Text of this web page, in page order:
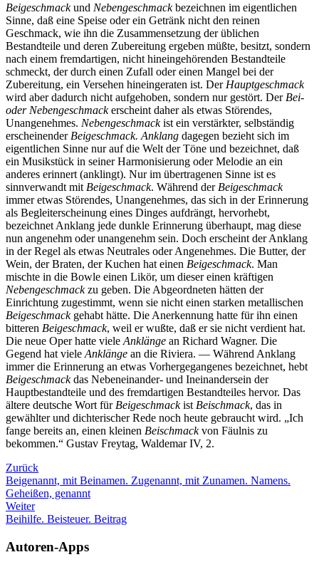
Beigeschmackund Nebengeschmackbezeichnen im eigentlichen
Sinne, daß eine Speise oder ein Getränk nicht den reinen
Geschmack, wie ihn die Zusammensetzung der üblichen
Bestandteile und deren Zubereitung ergeben müßte, besitzt, sondern
nach einem fremdartigen, nicht hineingehörenden Bestandteile
schmeckt, der durch einen Zufall oder einen Mangel bei der
Zubereitung, ein Versehen hineingeraten ist. Der Hauptgeschmack
wird aber dadurch nicht aufgehoben, sondern nur gestört. Der Bei-
oder Nebengeschmackerscheint daher als etwas Störendes,
Unangenehmes. Nebengeschmackist ein verstärkter, selbständig
erscheinender Beigeschmack. Anklang dagegen bezieht sich im
eigentlichen Sinne nur auf die Welt der Töne und bezeichnet, daß
ein Musikstück in seiner Harmonisierung oder Melodie an ein
anderes erinnert (anklingt). Nur im übertragenen Sinne ist es
sinnverwandt mit Beigeschmack. Während der Beigeschmack
immer etwas Störendes, Unangenehmes, das sich in der Erinnerung
als Begleiterscheinung eines Dinges aufdrängt, hervorhebt,
bezeichnet Anklang jede dunkle Erinnerung überhaupt, mag diese
nun angenehm oder unangenehm sein. Doch erscheint der Anklang
in der Regel als etwas Neutrales oder Angenehmes. Die Butter, der
Wein, der Braten, der Kuchen hat einen Beigeschmack. Man
mischte in die Bowle einen Likör, um dieser einen kräftigen
Nebengeschmackzu geben. Die Abgeordneten hätten der
Einrichtung zugestimmt, wenn sie nicht einen starken metallischen
Beigeschmackgehabt hätte. Die Anerkennung hatte für ihn einen
bitteren Beigeschmack, weil er wußte, daß er sie nicht verdient hat.
Die neue Oper hatte viele Anklänge an Richard Wagner. Die
Gegend hat viele Anklänge an die Riviera. — Während Anklang
immer die Erinnerung an etwas Vorhergegangenes bezeichnet, hebt
Beigeschmackdas Nebeneinander- und Ineinandersein der
Hauptbestandteile und des fremdartigen Bestandteiles hervor. Das
ältere deutsche Wort für Beigeschmackist Beischmack, das in
gewählter und dichterischer Rede noch heute gebraucht wird. „Ich
fange bereits an, einen kleinen Beischmackvon Fäulnis zu
bekommen.“ Gustav Freytag, Waldemar IV, 2.
Zurück
Beigenannt, mit Beinamen. Zugenannt, mit Zunamen. Namens.
Geheißen, genannt
Weiter
Beihilfe. Beisteuer. Beitrag
Autoren-Apps